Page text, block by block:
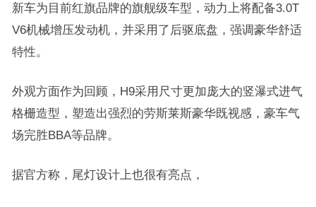
新车为目前红旗品牌的旗舰级车型，动力上将配备3.0T
V6机械增压发动机，并采用了后驱底盘，强调豪华舒适
特性。
外观方面作为回顾，H9采用尺寸更加庞大的竖瀑式进气
格栅造型，塑造出强烈的劳斯莱斯豪华既视感，豪车气
场完胜BBA等品牌。
据官方称，尾灯设计上也很有亮点，